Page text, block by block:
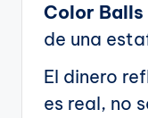
Color Balls
de una
El dinero
es real, no